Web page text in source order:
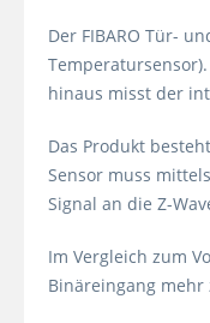
Der FIBARO Tür-
hinaus misst der
Das Produkt
Sensor muss
Signal an die Z-
Im Vergleich zum
Binäreingang mehr